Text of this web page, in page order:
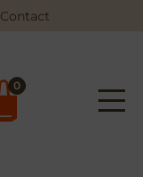
Contact
0